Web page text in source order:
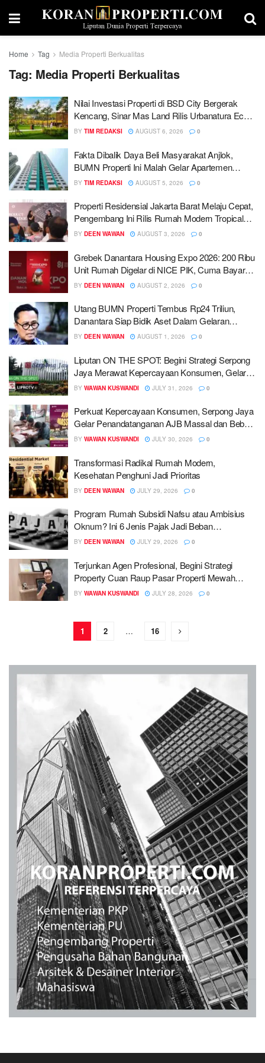
Home Tag Media Properti Berkualitas
Tag: Media Properti Berkualitas
Nilai Investasi Properti di BSD City Bergerak
Kencang, Sinar Mas Land Rilis Urbanatura Eco
Urban Park
BY TIM REDAKSI AUGUST 6, 2026 0
Fakta Dibalik Daya Beli Masyarakat Anjlok,
BUMN Properti Ini Malah Gelar Apartemen
Harga Rp300 Jutaan
BY TIM REDAKSI AUGUST 5, 2026 0
Properti Residensial Jakarta Barat Melaju Cepat,
Pengembang Ini Rilis Rumah Modern Tropical
Rp1,3 Miliar
BY DEEN WAWAN AUGUST 3, 2026 0
Grebek Danantara Housing Expo 2026: 200 Ribu
Unit Rumah Digelar di NICE PIK, Cuma Bayar
DP 1 Persen
BY DEEN WAWAN AUGUST 2, 2026 0
Utang BUMN Properti Tembus Rp24 Triliun,
Danantara Siap Bidik Aset Dalam Gelaran
Housing Expo 2026
BY DEEN WAWAN AUGUST 1, 2026 0
Liputan ON THE SPOT: Begini Strategi Serpong
Jaya Merawat Kepercayaan Konsumen, Gelar
AJB Massal
BY WAWAN KUSWANDI JULY 31, 2026 0
Perkuat Kepercayaan Konsumen, Serpong Jaya
Gelar Penandatanganan AJB Massal dan Bebas
Biaya Sertifikat
BY WAWAN KUSWANDI JULY 30, 2026 0
Transformasi Radikal Rumah Modern,
Kesehatan Penghuni Jadi Prioritas
BY DEEN WAWAN JULY 29, 2026 0
Program Rumah Subsidi Nafsu atau Ambisius
Oknum? Ini 6 Jenis Pajak Jadi Beban
Masyarakat [ Fakta ]
BY DEEN WAWAN JULY 29, 2026 0
Terjunkan Agen Profesional, Begini Strategi
Property Cuan Raup Pasar Properti Mewah
Jabodetabek
BY WAWAN KUSWANDI JULY 28, 2026 0
1 2 … 16